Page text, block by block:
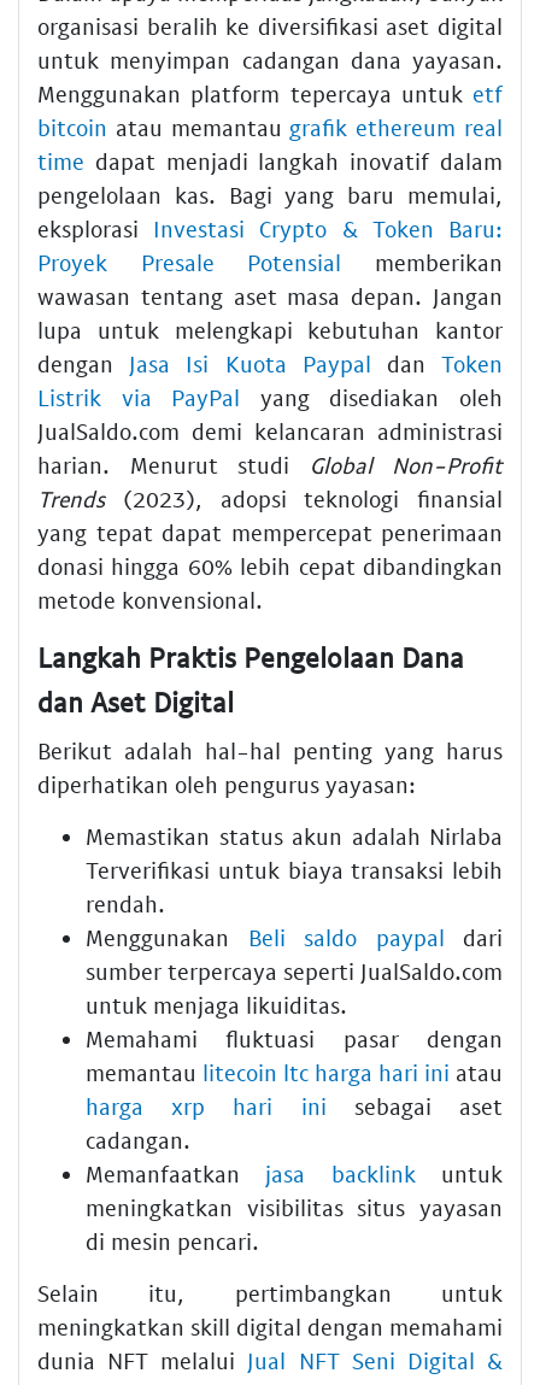
organisasi beralih ke diversifikasi aset digital
untuk menyimpan cadangan dana yayasan.
Menggunakan platform tepercaya untuk etf
bitcoin atau memantau grafik ethereum real
time dapat menjadi langkah inovatif dalam
pengelolaan kas. Bagi yang baru memulai,
eksplorasi Investasi Crypto & Token Baru:
Proyek Presale Potensial memberikan
wawasan tentang aset masa depan. Jangan
lupa untuk melengkapi kebutuhan kantor
dengan Jasa Isi Kuota Paypal danToken
Listrik via PayPal yang disediakan oleh
JualSaldo.com demi kelancaran administrasi
harian. Menurut studi
Global Non-Profit
Trends(2023), adopsi teknologi finansial
yang tepat dapat mempercepat penerimaan
donasi hingga 60% lebih cepat dibandingkan
metode konvensional.
Langkah Praktis Pengelolaan Dana
dan Aset Digital
Berikut adalah hal-hal penting yang harus
diperhatikan oleh pengurus yayasan:
Memastikan status akun adalah Nirlaba
Terverifikasi untuk biaya transaksi lebih
rendah.
Menggunakan Beli saldo paypal dari
sumber terpercaya seperti JualSaldo.com
untuk menjaga likuiditas.
Memahami fluktuasi pasar dengan
memantau litecoin ltc harga hari ini atau
harga xrp hari ini sebagai aset
cadangan.
Memanfaatkan jasa backlinkuntuk
meningkatkan visibilitas situs yayasan
di mesin pencari.
Selain itu, pertimbangkan untuk
meningkatkan skill digital dengan memahami
dunia NFT melalui Jual NFT Seni Digital &